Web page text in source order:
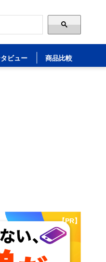
ビュー 商品比較
【PR】